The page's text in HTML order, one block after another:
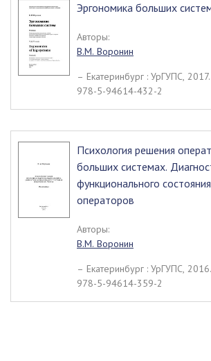
Эргономика больших
Авторы:
В.М. Воронин
– Екатеринбург : УрГУПС,
978-5-94614-432-2
Психология решения
больших системах.
функционального
операторов
Авторы:
В.М. Воронин
– Екатеринбург : УрГУПС,
978-5-94614-359-2